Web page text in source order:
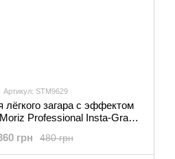
Артикул: STM9629
лёгкого загара с эффектом
Professional Insta-Grad
480 грн
грн